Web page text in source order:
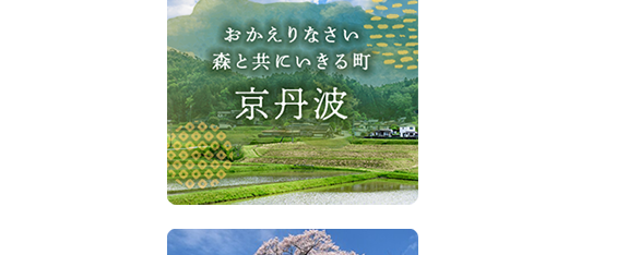
え
り
な
さ
い、
森
と
共
に
き
京